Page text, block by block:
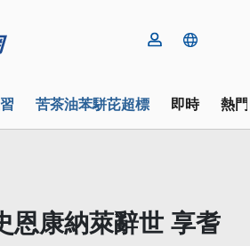
苦茶油苯駢芘超標 即時 熱
恩康納萊辭世 享耆